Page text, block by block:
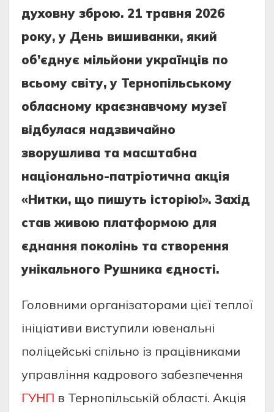
духовну зброю. 21 травня 2026
року, у День вишиванки, який
об’єднує мільйони українців по
всьому світу, у Тернопільському
обласному краєзнавчому музеї
відбулася надзвичайно
зворушлива та масштабна
національно-патріотична акція
«Нитки, що пишуть історію!». Захід
став живою платформою для
єднання поколінь та створення
унікального Рушника єдності.
Головними організаторами цієї теплої
ініціативи виступили ювенальні
поліцейські спільно із працівниками
управління кадрового забезпечення
ГУНП в Тернопільській області. Акція